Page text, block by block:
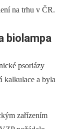
na trhu v ČR.
biolampa
psoriázy
kalkulace a byla
zařízením